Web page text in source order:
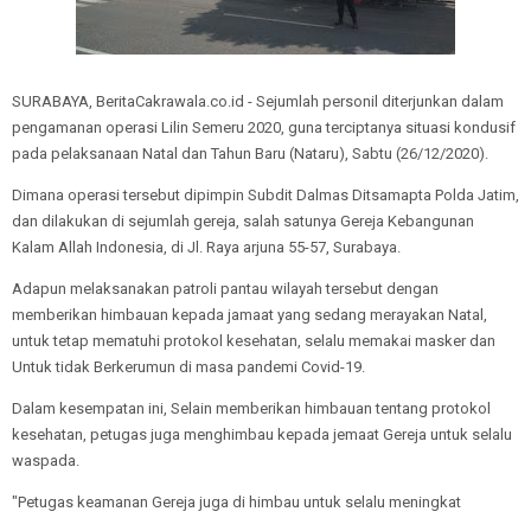
SURABAYA, BeritaCakrawala.co.id - Sejumlah personil diterjunkan dalam
pengamanan operasi Lilin Semeru 2020, guna terciptanya situasi kondusif
pada pelaksanaan Natal dan Tahun Baru (Nataru), Sabtu (26/12/2020).
Dimana operasi tersebut dipimpin Subdit Dalmas Ditsamapta Polda Jatim,
dan dilakukan di sejumlah gereja, salah satunya Gereja Kebangunan
Kalam Allah Indonesia, di Jl. Raya arjuna 55-57, Surabaya.
Adapun melaksanakan patroli pantau wilayah tersebut dengan
memberikan himbauan kepada jamaat yang sedang merayakan Natal,
untuk tetap mematuhi protokol kesehatan, selalu memakai masker dan
Untuk tidak Berkerumun di masa pandemi Covid-19.
Dalam kesempatan ini, Selain memberikan himbauan tentang protokol
kesehatan, petugas juga menghimbau kepada jemaat Gereja untuk selalu
waspada.
"Petugas keamanan Gereja juga di himbau untuk selalu meningkat